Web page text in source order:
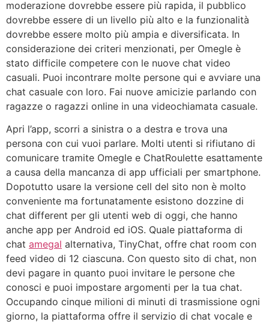
moderazione dovrebbe essere più rapida, il pubblico
dovrebbe essere di un livello più alto e la funzionalità
dovrebbe essere molto più ampia e diversificata. In
considerazione dei criteri menzionati, per Omegle è
stato difficile competere con le nuove chat video
casuali. Puoi incontrare molte persone qui e avviare una
chat casuale con loro. Fai nuove amicizie parlando con
ragazze o ragazzi online in una videochiamata casuale.
Apri l’app, scorri a sinistra o a destra e trova una
persona con cui vuoi parlare. Molti utenti si rifiutano di
comunicare tramite Omegle e ChatRoulette esattamente
a causa della mancanza di app ufficiali per smartphone.
Dopotutto usare la versione cell del sito non è molto
conveniente ma fortunatamente esistono dozzine di
chat different per gli utenti web di oggi, che hanno
anche app per Android ed iOS. Quale piattaforma di
chat amegal alternativa, TinyChat, offre chat room con
feed video di 12 ciascuna. Con questo sito di chat, non
devi pagare in quanto puoi invitare le persone che
conosci e puoi impostare argomenti per la tua chat.
Occupando cinque milioni di minuti di trasmissione ogni
giorno, la piattaforma offre il servizio di chat vocale e